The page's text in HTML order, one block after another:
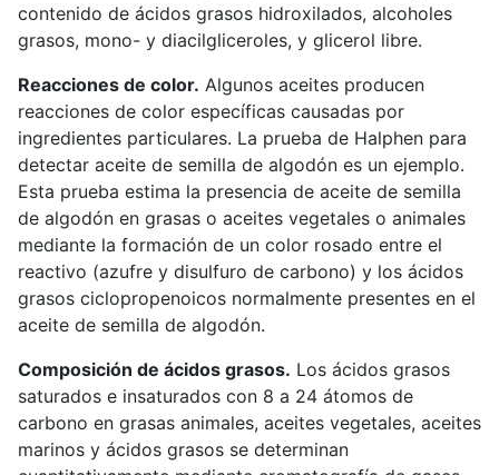
contenido de ácidos grasos hidroxilados, alcoholes
grasos, mono- y diacilgliceroles, y glicerol libre.
Reacciones de color. Algunos aceites producen
reacciones de color específicas causadas por
ingredientes particulares. La prueba de Halphen para
detectar aceite de semilla de algodón es un ejemplo.
Esta prueba estima la presencia de aceite de semilla
de algodón en grasas o aceites vegetales o animales
mediante la formación de un color rosado entre el
reactivo (azufre y disulfuro de carbono) y los ácidos
grasos ciclopropenoicos normalmente presentes en el
aceite de semilla de algodón.
Composición de ácidos grasos. Los ácidos grasos
saturados e insaturados con 8 a 24 átomos de
carbono en grasas animales, aceites vegetales, aceites
marinos y ácidos grasos se determinan